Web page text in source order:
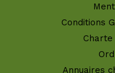
Conditions
Charte
Annuaires